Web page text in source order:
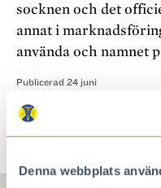
Denna webbplats
socknen och det
annat i
använda och namnet
Publicerad 24 juni